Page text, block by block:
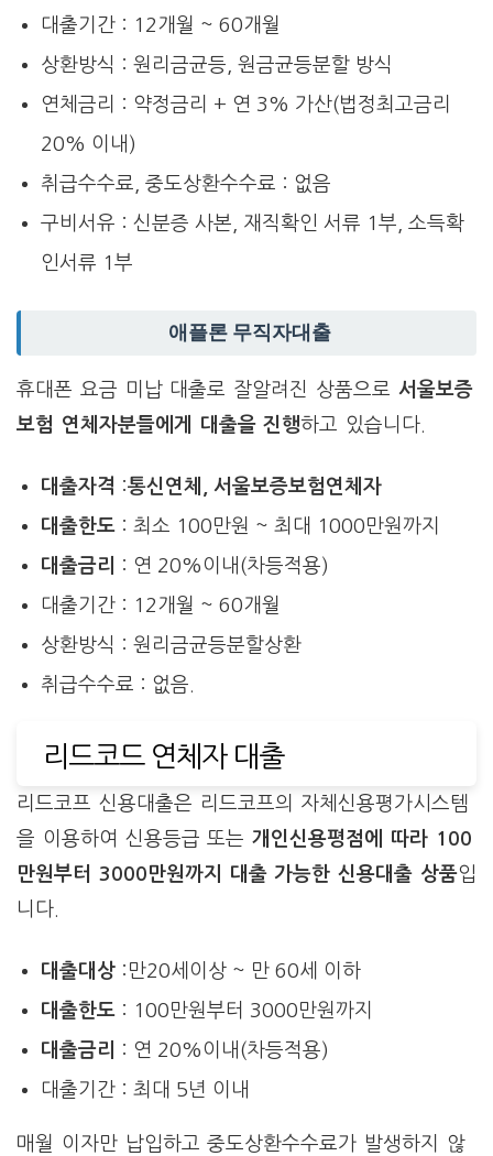
대출기간 : 12개월 ~ 60개월
상환방식 : 원리금균등, 원금균등분할 방식
연체금리 : 약정금리 + 연 3% 가산(법정최고금리
20% 이내)
취급수수료, 중도상환수수료 : 없음
구비서유 : 신분증 사본, 재직확인 서류 1부, 소득확
인서류 1부
애플론 무직자대출
휴대폰 요금 미납 대출로 잘알려진 상품으로 서울보증
보험 연체자분들에게 대출을 진행하고 있습니다.
대출자격 :통신연체, 서울보증보험연체자
대출한도: 최소 100만원 ~ 최대 1000만원까지
대출금리
: 연 20%이내(차등적용)
대출기간 : 12개월 ~ 60개월
상환방식 : 원리금균등분할상환
취급수수료 : 없음.
리드코드 연체자 대출
리드코프 신용대출은 리드코프의 자체신용평가시스템
을 이용하여 신용등급 또는개인신용평점에 따라 100
만원부터 3000만원까지 대출 가능한 신용대출 상품입
니다.
대출대상:만20세이상 ~ 만 60세 이하
대출한도: 100만원부터 3000만원까지
대출금리
: 연 20%이내(차등적용)
대출기간 : 최대 5년 이내
매월 이자만 납입하고 중도상환수수료가 발생하지 않